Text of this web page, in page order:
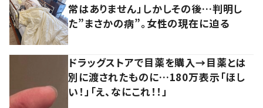
常はありません」しかしその後…判明し
た”まさかの病”。女性の現在に迫る
ドラッグストアで目薬を購入→目薬とは
別に渡されたものに…180万表示「ほし
い！」「え、なにこれ！！」